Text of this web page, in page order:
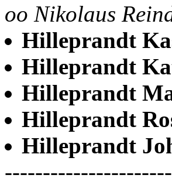
oo Nikolaus
Hilleprandt
Hilleprandt
Hilleprandt
Hilleprandt
Hilleprandt